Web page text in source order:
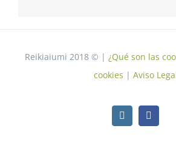
Reikiaiumi 2018 © | ¿Qué son las
cookies | Aviso
Instagram